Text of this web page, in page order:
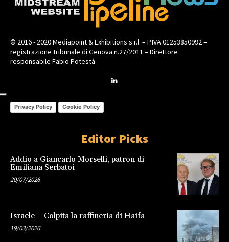
© 2016 - 2020 Mediapoint & Exhibitions s.r.l. – P.IVA 01253850992 –
registrazione tribunale di Genova n.27/2011 – Direttore
responsabile Fabio Potestà
Privacy Policy Cookie Policy
Editor Picks
Addio a Giancarlo Morselli, patron di
Emiliana Serbatoi
20/07/2026
Israele – Colpita la raffineria di Haifa
19/03/2026